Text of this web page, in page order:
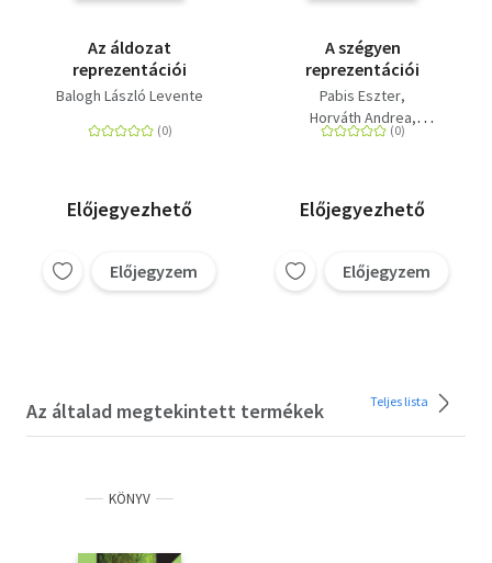
Az áldozat
reprezentációi
Balogh László Levente
Előjegyezhető
Előjegyzem
A szégyen
reprezentációi
Pabis Eszter
Horváth Andrea
Balogh László Levente
Előjegyezhető
Előjegyzem
Az általad megtekintett termékek Teljes lista
KÖNYV